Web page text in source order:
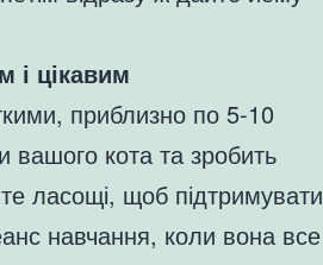
і цікавим
приблизно по 5-10
вашого кота та зробить
ласощі, щоб підтримувати
навчання, коли вона все